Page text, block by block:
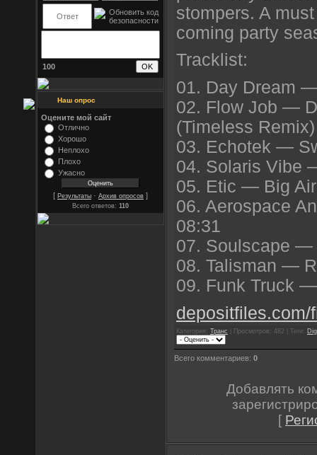
100
Наш опрос
Оцените мой сайт
Отлично
Хорошо
Неплохо
Плохо
Ужасно
[ Результаты · Архив опросов ]
Всего ответов: 110
stompers. A
coming party
Tracklist:
01. Day Dream
02. Flow Job —
(Timeless
03. Echotek —
04. Solaris Vibe
05. Etic — Big
06. Aerospace
08:31
07. Soulscape —
08. Talisman —
09. Funk Truck
depositfiles.com/
Категория: Транс | Просмотров: 482 | Теги:
Всего комментариев: 0
Добавлять
[